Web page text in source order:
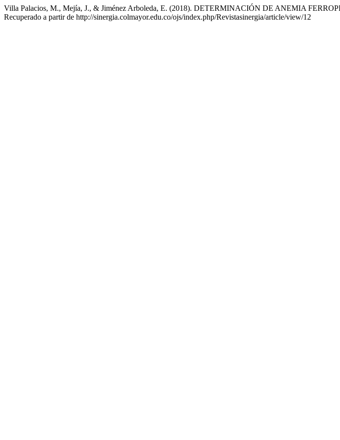
Villa Palacios, M., Mejía, J., & Jiménez Arboleda, E. (2018). DETERMINACIÓN DE ANEMIA
Recuperado a partir de http://sinergia.colmayor.edu.co/ojs/index.php/Revistasinergia/article/view/12